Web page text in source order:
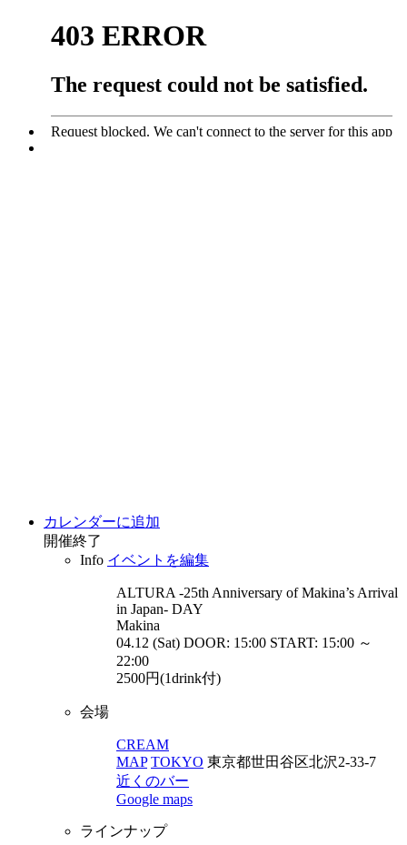
カレンダーに追加
開催終了
Info イベントを編集
ALTURA -25th Anniversary of Makina’s Arrival
in Japan- DAY
Makina
04.12 (Sat) DOOR: 15:00 START: 15:00 ～
22:00
2500円(1drink付)
会場
CREAM
MAP TOKYO 東京都世田谷区北沢2-33-7
近くのバー
Google maps
ラインナップ